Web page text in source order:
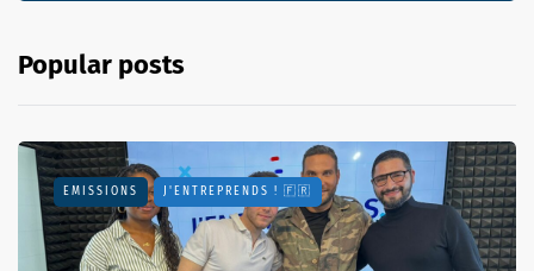
Popular posts
EMISSIONS J'ENTREPRENDS ! 🇫🇷